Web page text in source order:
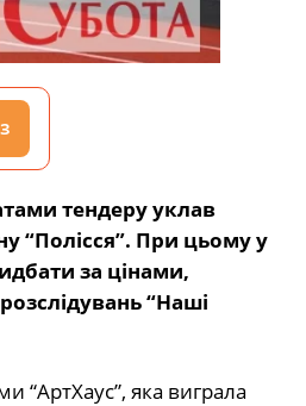
тендеру уклав
“Полісся”. При цьому у
за цінами,
“Наші
“АртХаус”, яка виграла